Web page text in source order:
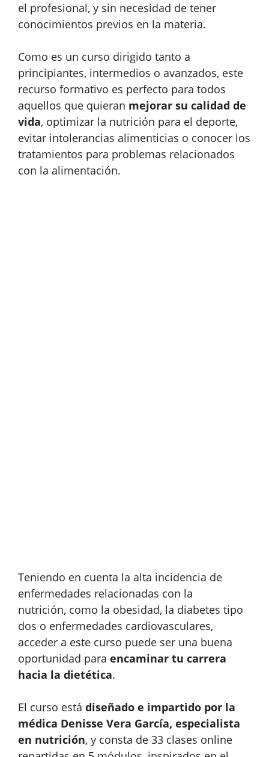
el profesional, y sin necesidad de tener
conocimientos previos en la materia.
Como es un curso dirigido tanto a
principiantes, intermedios o avanzados, este
recurso formativo es perfecto para todos
aquellos que quieran mejorar su calidad de
vida, optimizar la nutrición para el deporte,
evitar intolerancias alimenticias o conocer los
tratamientos para problemas relacionados
con la alimentación.
Teniendo en cuenta la alta incidencia de
enfermedades relacionadas con la
nutrición, como la obesidad, la diabetes tipo
dos o enfermedades cardiovasculares,
acceder a este curso puede ser una buena
oportunidad para encaminar tu carrera
hacia la dietética.
El curso está diseñado e impartido por la
médica Denisse Vera García, especialista
en nutrición, y consta de 33 clases online